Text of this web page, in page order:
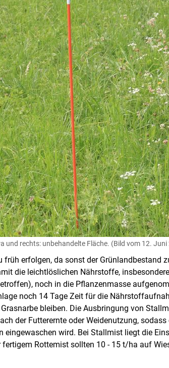
Skip to
und rechts: unbehandelte Fläche. (Bild vom 12. Juni
früh erfolgen, da sonst der Grünlandbestand
die leichtlöslichen Nährstoffe,
noch in die Pflanzenmasse
noch 14 Tage Zeit für die
bleiben. Die Ausbringung von
der Futterernte oder Weidenutzung,
eingewaschen wird. Bei Stallmist liegt die
­Rottemist sollten 10 - 15 t/​ha auf